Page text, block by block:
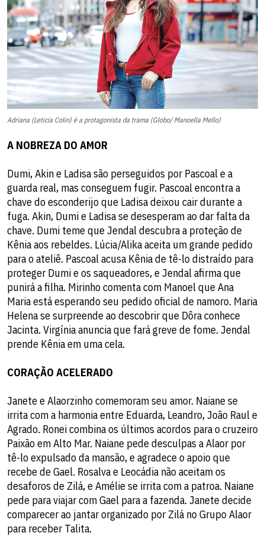
Adriana (Leticia Colin) é a protagonista da trama (Globo/ Manoella Mello)
A NOBREZA DO AMOR
Dumi, Akin e Ladisa são perseguidos por Pascoal e a
guarda real, mas conseguem fugir. Pascoal encontra a
chave do esconderijo que Ladisa deixou cair durante a
fuga. Akin, Dumi e Ladisa se desesperam ao dar falta da
chave. Dumi teme que Jendal descubra a proteção de
Kênia aos rebeldes. Lúcia/Alika aceita um grande pedido
para o ateliê. Pascoal acusa Kênia de tê-lo distraído para
proteger Dumi e os saqueadores, e Jendal afirma que
punirá a filha. Mirinho comenta com Manoel que Ana
Maria está esperando seu pedido oficial de namoro. Maria
Helena se surpreende ao descobrir que Dôra conhece
Jacinta. Virgínia anuncia que fará greve de fome. Jendal
prende Kênia em uma cela.
CORAÇÃO ACELERADO
Janete e Alaorzinho comemoram seu amor. Naiane se
irrita com a harmonia entre Eduarda, Leandro, João Raul e
Agrado. Ronei combina os últimos acordos para o cruzeiro
Paixão em Alto Mar. Naiane pede desculpas a Alaor por
tê-lo expulsado da mansão, e agradece o apoio que
recebe de Gael. Rosalva e Leocádia não aceitam os
desaforos de Zilá, e Amélie se irrita com a patroa. Naiane
pede para viajar com Gael para a fazenda. Janete decide
comparecer ao jantar organizado por Zilá no Grupo Alaor
para receber Talita.